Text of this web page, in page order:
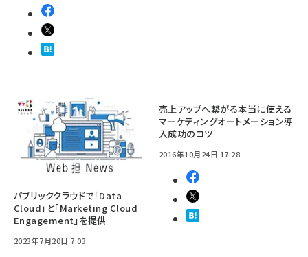
パブリッククラウドで「Data
Cloud」と「Marketing Cloud
Engagement」を提供
2023年7月20日 7:03
売上アップへ繋がる本当に使える
マーケティングオートメーション導
入成功のコツ
2016年10月24日 17:28